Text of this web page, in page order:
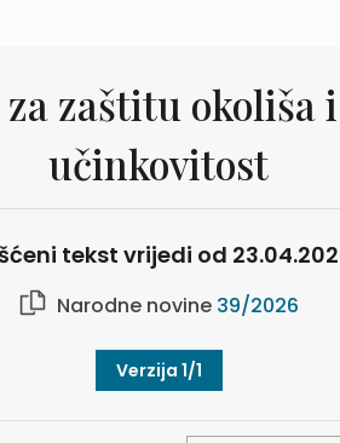
zaštitu okoliša
učinkovitost
tekst vrijedi od
Narodne novine 39/2026
Verzija 1/1